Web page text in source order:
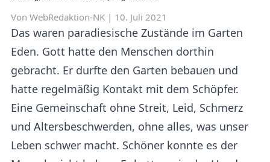
Von WebRedaktion-NK | 10. Juli 2021
Das waren paradiesische Zustände im Garten
Eden. Gott hatte den Menschen dorthin
gebracht. Er durfte den Garten bebauen und
hatte regelmäßig Kontakt mit dem Schöpfer.
Eine Gemeinschaft ohne Streit, Leid, Schmerz
und Altersbeschwerden, ohne alles, was unser
Leben schwer macht. Schöner konnte es der